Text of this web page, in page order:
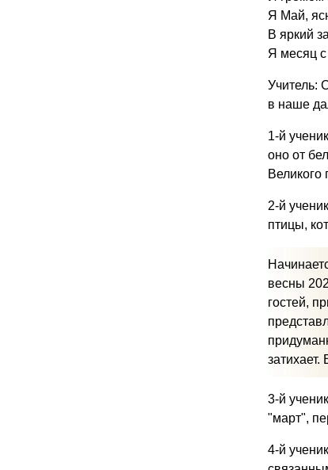
Я Май,
В яркий
Я месяц
Учитель:
в наше
1-й
оно от
Великого
2-й
птицы,
весны
гостей,
3-й
"март",
4-й